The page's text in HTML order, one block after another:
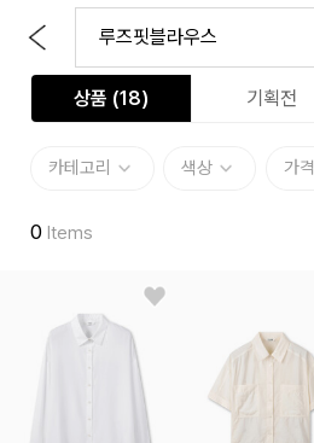
상품 (18) 기획전
카테고리 색상 가격
0 Items